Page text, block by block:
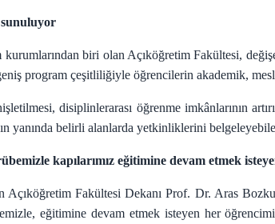
biri olan Açıköğretim Fakültesi,
program çeşitliliğiyle öğrencilerin akademik,
disiplinlerarası öğrenme imkânlarının
yanında belirli alanlarda yetkinliklerini
kapılarımız eğitimine devam etmek
Fakültesi Dekanı Prof. Dr. Aras
eğitimine devam etmek isteyen her